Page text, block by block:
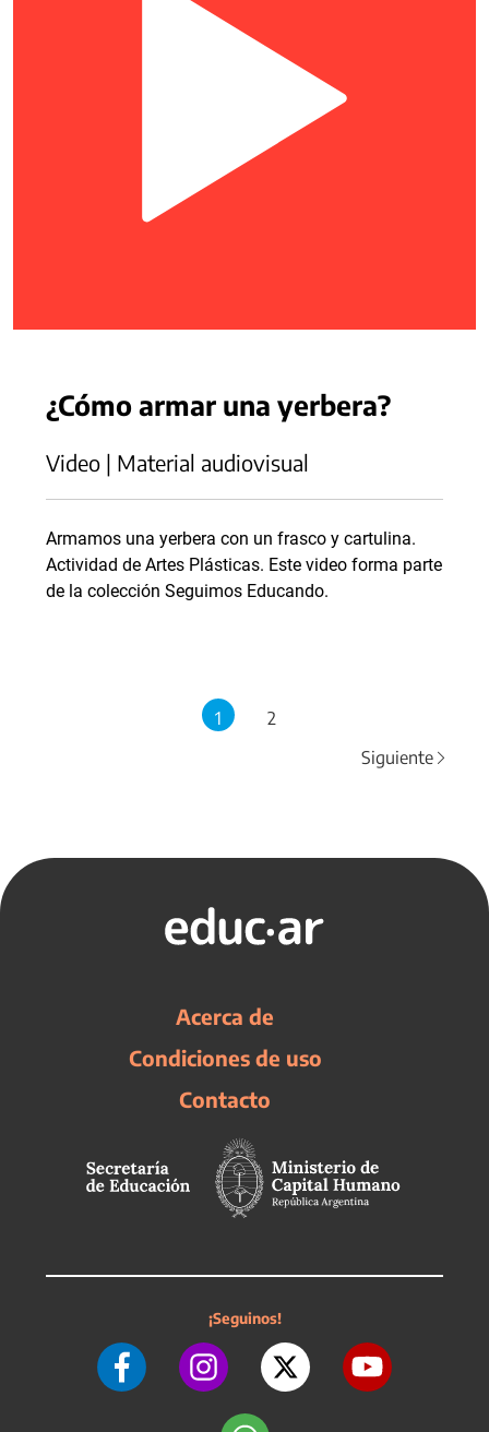
¿Cómo armar una yerbera?
Video | Material audiovisual
Armamos una yerbera con un frasco y cartulina.
Actividad de Artes Plásticas. Este video forma parte
de la colección Seguimos Educando.
1
2
Siguiente
Acerca de
Condiciones de uso
Contacto
¡Seguinos!